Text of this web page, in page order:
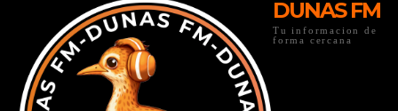
DUNAS FM
Tu informacion de
forma cercana